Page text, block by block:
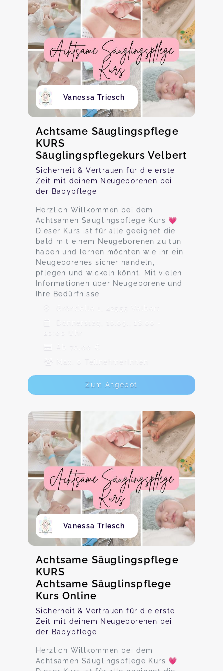
Vanessa Triesch
Achtsame Säuglingspflege
KURS
Säuglingspflegekurs Velbert
Sicherheit & Vertrauen für die erste
Zeit mit deinem Neugeborenen bei
der Babypflege
Herzlich Willkommen bei dem
Achtsamen Säuglingspflege Kurs 💗
Dieser Kurs ist fûr alle geeignet die
bald mit einem Neugeborenen zu tun
haben und lernen möchten wie ihr ein
Neugeborenes sicher händeln,
pflegen und wickeln könnt. Mit vielen
Informationen über Neugeborene und
Ihre Bedürfnisse
Gröndelle 1, 42555 Velbert
Donnerstag, 10.09., 18:00 -
20:00 Uhr
Ab 70,00 €
Max. 0 TeilnehmerInnen
Zum Angebot
Vanessa Triesch
Achtsame Säuglingspflege
KURS
Achtsame Säuglinspflege
Kurs Online
Sicherheit & Vertrauen für die erste
Zeit mit deinem Neugeborenen bei
der Babypflege
Herzlich Willkommen bei dem
Achtsamen Säuglingspflege Kurs 💗